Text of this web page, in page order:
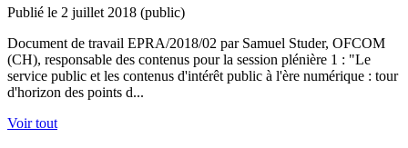
Publié le 2 juillet 2018 (public)
Document de travail EPRA/2018/02 par Samuel Studer, OFCOM
(CH), responsable des contenus pour la session plénière 1 : "Le
service public et les contenus d'intérêt public à l'ère numérique : tour
d'horizon des points d...
Voir tout